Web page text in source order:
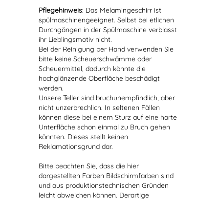
Pflegehinweis: Das Melamingeschirr ist
spülmaschinengeeignet. Selbst bei etlichen
Durchgängen in der Spülmaschine verblasst
ihr Lieblingsmotiv nicht.
Bei der Reinigung per Hand verwenden Sie
bitte keine Scheuerschwämme oder
Scheuermittel, dadurch könnte die
hochglänzende Oberfläche beschädigt
werden.
Unsere Teller sind bruchunempfindlich, aber
nicht unzerbrechlich. In seltenen Fällen
können diese bei einem Sturz auf eine harte
Unterfläche schon einmal zu Bruch gehen
könnten. Dieses stellt keinen
Reklamationsgrund dar.
Bitte beachten Sie, dass die hier
dargestellten Farben Bildschirmfarben sind
und aus produktionstechnischen Gründen
leicht abweichen können. Derartige